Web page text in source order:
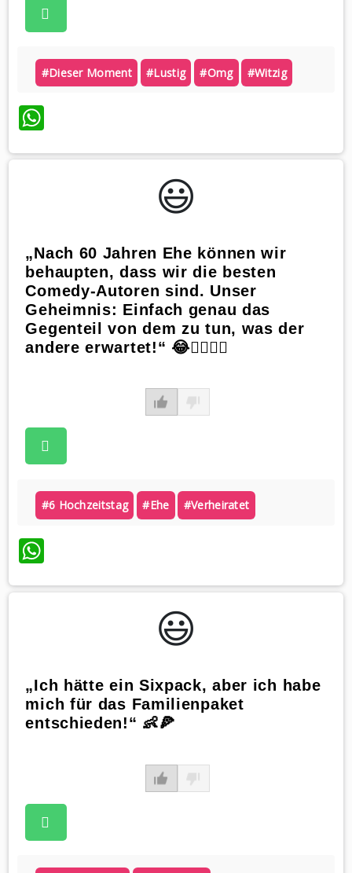
#dieser Moment #lustig #omg #witzig
WhatsApp
😃️
„Nach 60 Jahren Ehe können wir
behaupten, dass wir die besten
Comedy-Autoren sind. Unser
Geheimnis: Einfach genau das
Gegenteil von dem zu tun, was der
andere erwartet!“ 😂🤷‍♂️🤷‍♀️
#6 Hochzeitstag #ehe #verheiratet
WhatsApp
😃️
„Ich hätte ein Sixpack, aber ich habe
mich für das Familienpaket
entschieden!“ 👶🍕